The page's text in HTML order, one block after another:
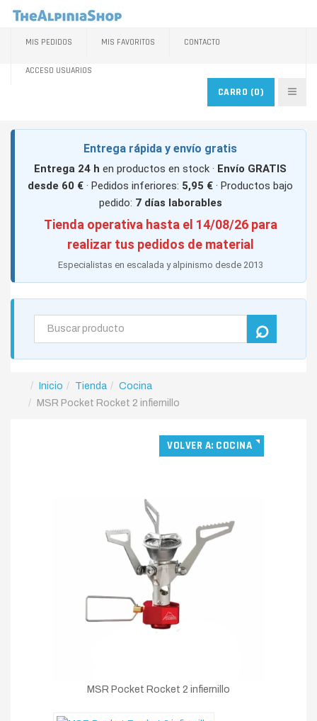
MIS PEDIDOS MIS FAVORITOS CONTACTO
ACCESO USUARIOS
CARRO (0)
Entrega rápida y envío gratis
Entrega 24 h en productos en stock · Envío GRATIS
desde 60 € · Pedidos inferiores: 5,95 € · Productos bajo
pedido: 7 días laborables
Tienda operativa hasta el 14/08/26 para
realizar tus pedidos de material
Especialistas en escalada y alpinismo desde 2013
Inicio Tienda
Cocina
MSR Pocket Rocket 2 infiernillo
VOLVER A: COCINA
MSR Pocket Rocket 2 infiernillo